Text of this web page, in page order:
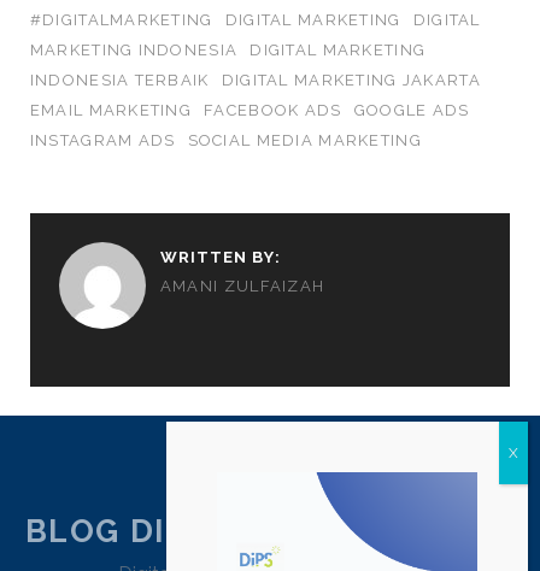
#DIGITALMARKETING
DIGITAL MARKETING
DIGITAL
MARKETING INDONESIA
DIGITAL MARKETING
INDONESIA TERBAIK
DIGITAL MARKETING JAKARTA
EMAIL MARKETING
FACEBOOK ADS
GOOGLE ADS
INSTAGRAM ADS
SOCIAL MEDIA MARKETING
WRITTEN BY:
AMANI ZULFAIZAH
BLOG DIPSTRATEGY JAKARTA